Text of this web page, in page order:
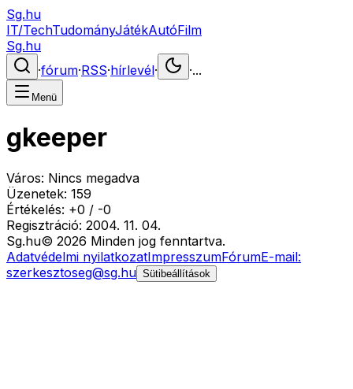
Sg.hu
IT/TechTudományJátékAutóFilm
Sg.hu
·fórum·RSS·hírlevél· ·...
Menü
gkeeper
Város: Nincs megadva
Üzenetek: 159
Értékelés: +0 / -0
Regisztráció: 2004. 11. 04.
Sg.hu© 2026 Minden jog fenntartva.
Adatvédelmi nyilatkozatImpresszumFórumE-mail:
szerkesztoseg@sg.hu Sütibeállítások